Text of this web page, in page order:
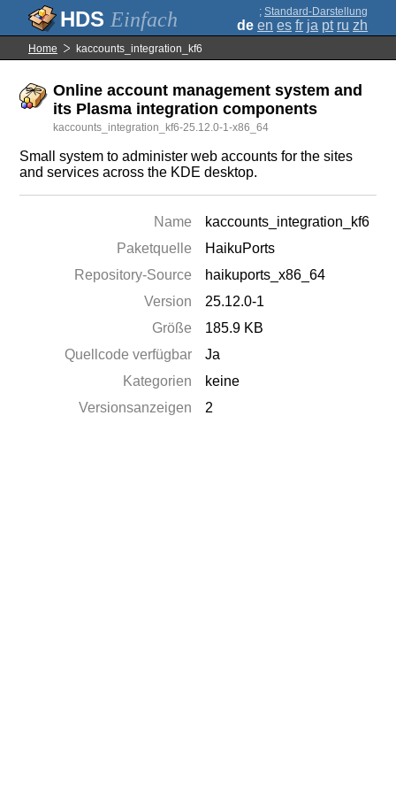
Einfach ; Standard-Darstellung
de en es fr ja pt ru zh
Home kaccounts_integration_kf6
Online account management system and
its Plasma integration components
kaccounts_integration_kf6-25.12.0-1-x86_64
Small system to administer web accounts for the sites
and services across the KDE desktop.
Name
kaccounts_integration_kf6
Paketquelle
HaikuPorts
Repository-Source
haikuports_x86_64
Version
25.12.0-1
Größe
185.9 KB
Quellcode verfügbar
Ja
Kategorien
keine
Versionsanzeigen
2